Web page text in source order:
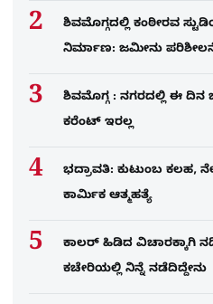
ಶಿವಮೊಗ್ಗದಲ್ಲಿ ಕಂಠೀರವ
ನಿರ್ಮಾಣ: ಜಮೀನು
ಶಿವಮೊಗ್ಗ : ನಗರದಲ್ಲಿ ಈ
ಕರೆಂಟ್​ ಇರಲ್ಲ
ಭದ್ರಾವತಿ: ಕುಟುಂಬ ಕಲಹ,
ಕಾರ್ಮಿಕ ಆತ್ಮಹತ್ಯೆ
ಕಾಲರ್​​​ ಹಿಡಿದ ವಿಚಾರಕ್ಕಾಗಿ
ಕಚೇರಿಯಲ್ಲಿ ನಿನ್ನೆ ನಡೆದಿದ್ದೇನು